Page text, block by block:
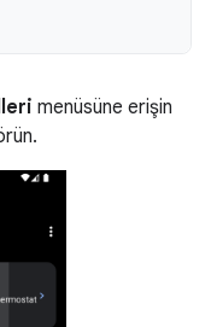
menüsüne erişin